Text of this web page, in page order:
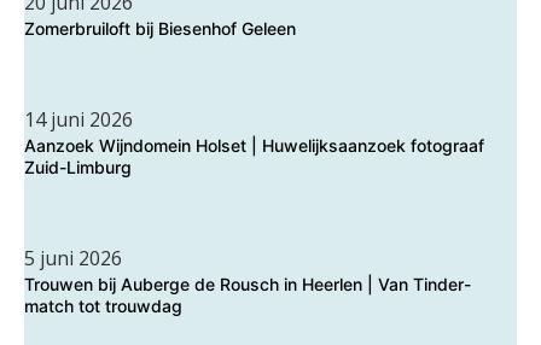
Zomerbruiloft bij Biesenhof Geleen
14 juni 2026
Aanzoek Wijndomein Holset | Huwelijksaanzoek fotograaf
Zuid-Limburg
5 juni 2026
Trouwen bij Auberge de Rousch in Heerlen | Van Tinder-
match tot trouwdag